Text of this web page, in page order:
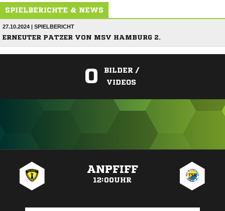
SPIELBERICHTE & NEWS
27.10.2024 | SPIELBERICHT
ERNEUTER PATZER VON MSV HAMBURG 2.
0
BILDER /
VIDEOS
ANPFIFF
12:00UHR